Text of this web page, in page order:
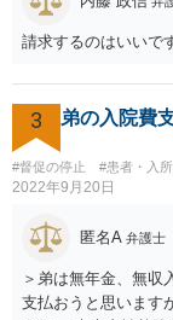
請求するのはいいで
3 弟の入院費
#督促の停止 #患者・入
2022年9月20日
匿名A 弁護士
＞弟は無年金、無収
支払おうと思います